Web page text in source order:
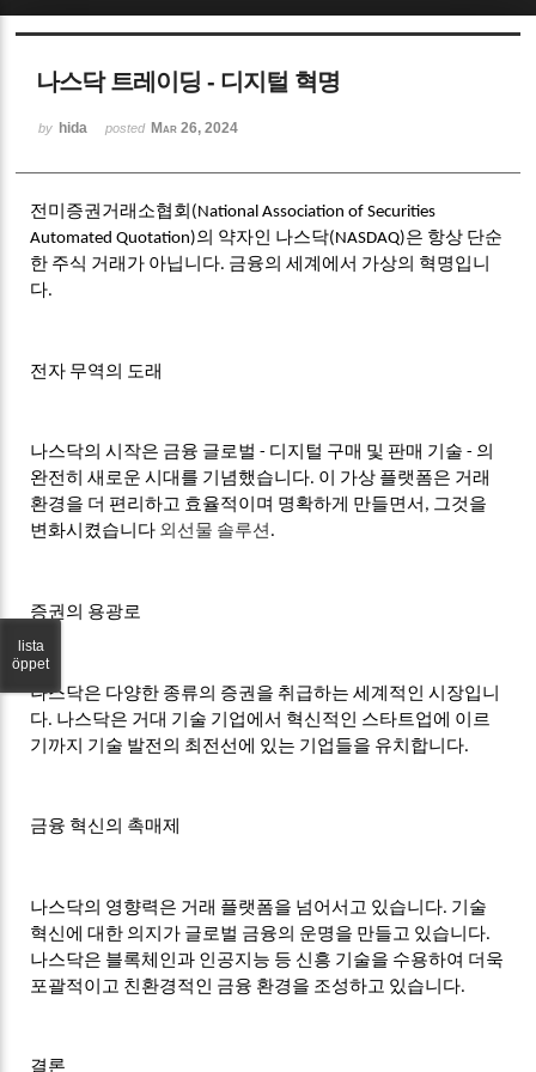
나스닥 트레이딩 - 디지털 혁명
by hida posted Mar 26, 2024
전미증권거래소협회(National Association of Securities
Automated Quotation)의 약자인 나스닥(NASDAQ)은 항상 단순
한 주식 거래가 아닙니다. 금융의 세계에서 가상의 혁명입니
다.
전자 무역의 도래
나스닥의 시작은 금융 글로벌 - 디지털 구매 및 판매 기술 - 의
완전히 새로운 시대를 기념했습니다. 이 가상 플랫폼은 거래
환경을 더 편리하고 효율적이며 명확하게 만들면서, 그것을
변화시켰습니다 외선물 솔루션 .
증권의 용광로
나스닥은 다양한 종류의 증권을 취급하는 세계적인 시장입니
다. 나스닥은 거대 기술 기업에서 혁신적인 스타트업에 이르
기까지 기술 발전의 최전선에 있는 기업들을 유치합니다.
금융 혁신의 촉매제
나스닥의 영향력은 거래 플랫폼을 넘어서고 있습니다. 기술
혁신에 대한 의지가 글로벌 금융의 운명을 만들고 있습니다.
나스닥은 블록체인과 인공지능 등 신흥 기술을 수용하여 더욱
포괄적이고 친환경적인 금융 환경을 조성하고 있습니다.
결론
lista
öppet
Sketchbook5, 스케치북5
Sketchbook5, 스케치북5